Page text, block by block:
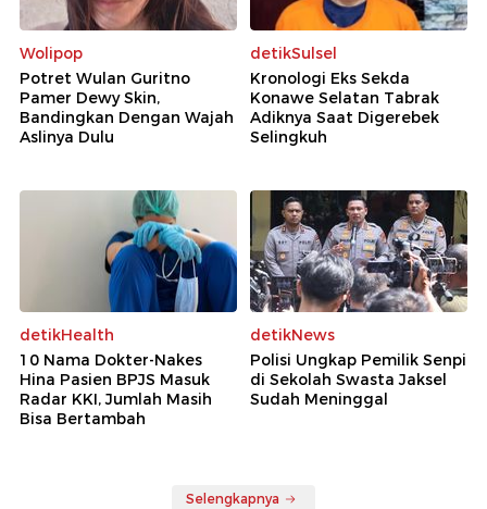
Wolipop
Potret Wulan Guritno
Pamer Dewy Skin,
Bandingkan Dengan Wajah
Aslinya Dulu
detikSulsel
Kronologi Eks Sekda
Konawe Selatan Tabrak
Adiknya Saat Digerebek
Selingkuh
detikHealth
10 Nama Dokter-Nakes
Hina Pasien BPJS Masuk
Radar KKI, Jumlah Masih
Bisa Bertambah
detikNews
Polisi Ungkap Pemilik Senpi
di Sekolah Swasta Jaksel
Sudah Meninggal
Selengkapnya